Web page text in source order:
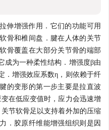
伸增强作用．它们的功能可用
骨和椎间盘．腱在人体的关节
骨覆盖在大部分关节骨的端部
成为一种柔性结构．增强度β由
．增强效应系数η，则依赖于纤
的变形的第一步主要是拉直波
在低应变值时，应力会迅速增
节软骨足以支持着外加的压缩
．胶原纤维能增强组织则是因